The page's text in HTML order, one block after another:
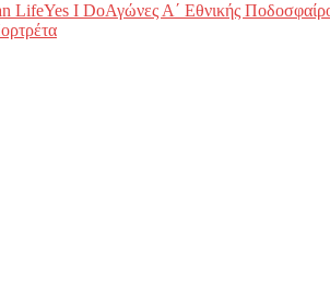
LifeYes I DoΑγώνες Α΄ Εθνικής